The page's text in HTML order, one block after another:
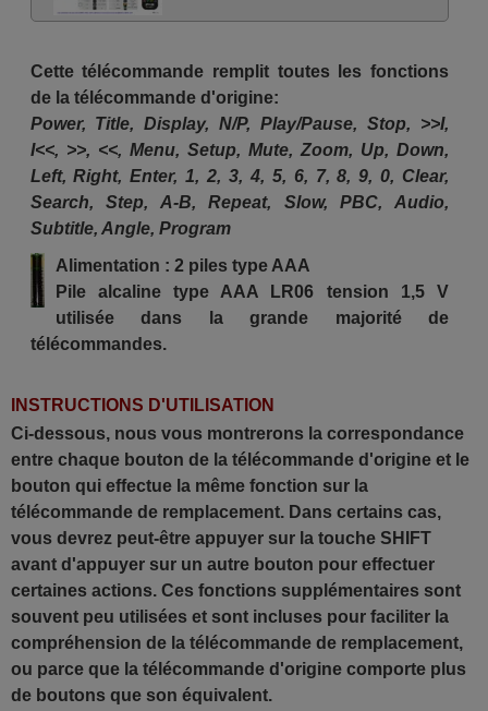
Cette télécommande remplit toutes les fonctions
de la télécommande d'origine:
Power, Title, Display, N/P, Play/Pause, Stop, >>I,
I<<, >>, <<, Menu, Setup, Mute, Zoom, Up, Down,
Left, Right, Enter, 1, 2, 3, 4, 5, 6, 7, 8, 9, 0, Clear,
Search, Step, A-B, Repeat, Slow, PBC, Audio,
Subtitle, Angle, Program
Alimentation : 2 piles type AAA
Pile alcaline type AAA LR06 tension 1,5 V
utilisée dans la grande majorité de
télécommandes.
INSTRUCTIONS D'UTILISATION
Ci-dessous, nous vous montrerons la correspondance
entre chaque bouton de la télécommande d'origine et le
bouton qui effectue la même fonction sur la
télécommande de remplacement. Dans certains cas,
vous devrez peut-être appuyer sur la touche SHIFT
avant d'appuyer sur un autre bouton pour effectuer
certaines actions. Ces fonctions supplémentaires sont
souvent peu utilisées et sont incluses pour faciliter la
compréhension de la télécommande de remplacement,
ou parce que la télécommande d'origine comporte plus
de boutons que son équivalent.